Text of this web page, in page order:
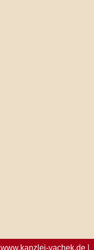
www.kanzlei-vachek.de|